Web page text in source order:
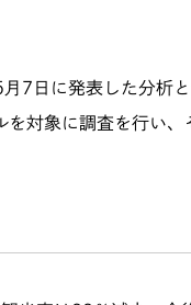
7日に発表した分析
対象に調査を行い、